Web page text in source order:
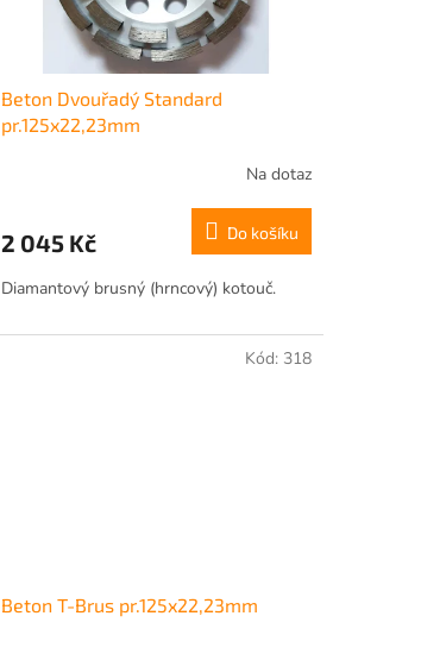
Beton Dvouřadý Standard
pr.125x22,23mm
Na dotaz
2 045 Kč Do košíku
Diamantový brusný (hrncový) kotouč.
Beton T-Brus pr.125x22,23mm
Kód: 318